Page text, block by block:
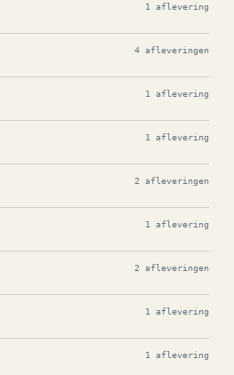
1 aflevering
4 afleveringen
1 aflevering
1 aflevering
2 afleveringen
1 aflevering
2 afleveringen
1 aflevering
1 aflevering